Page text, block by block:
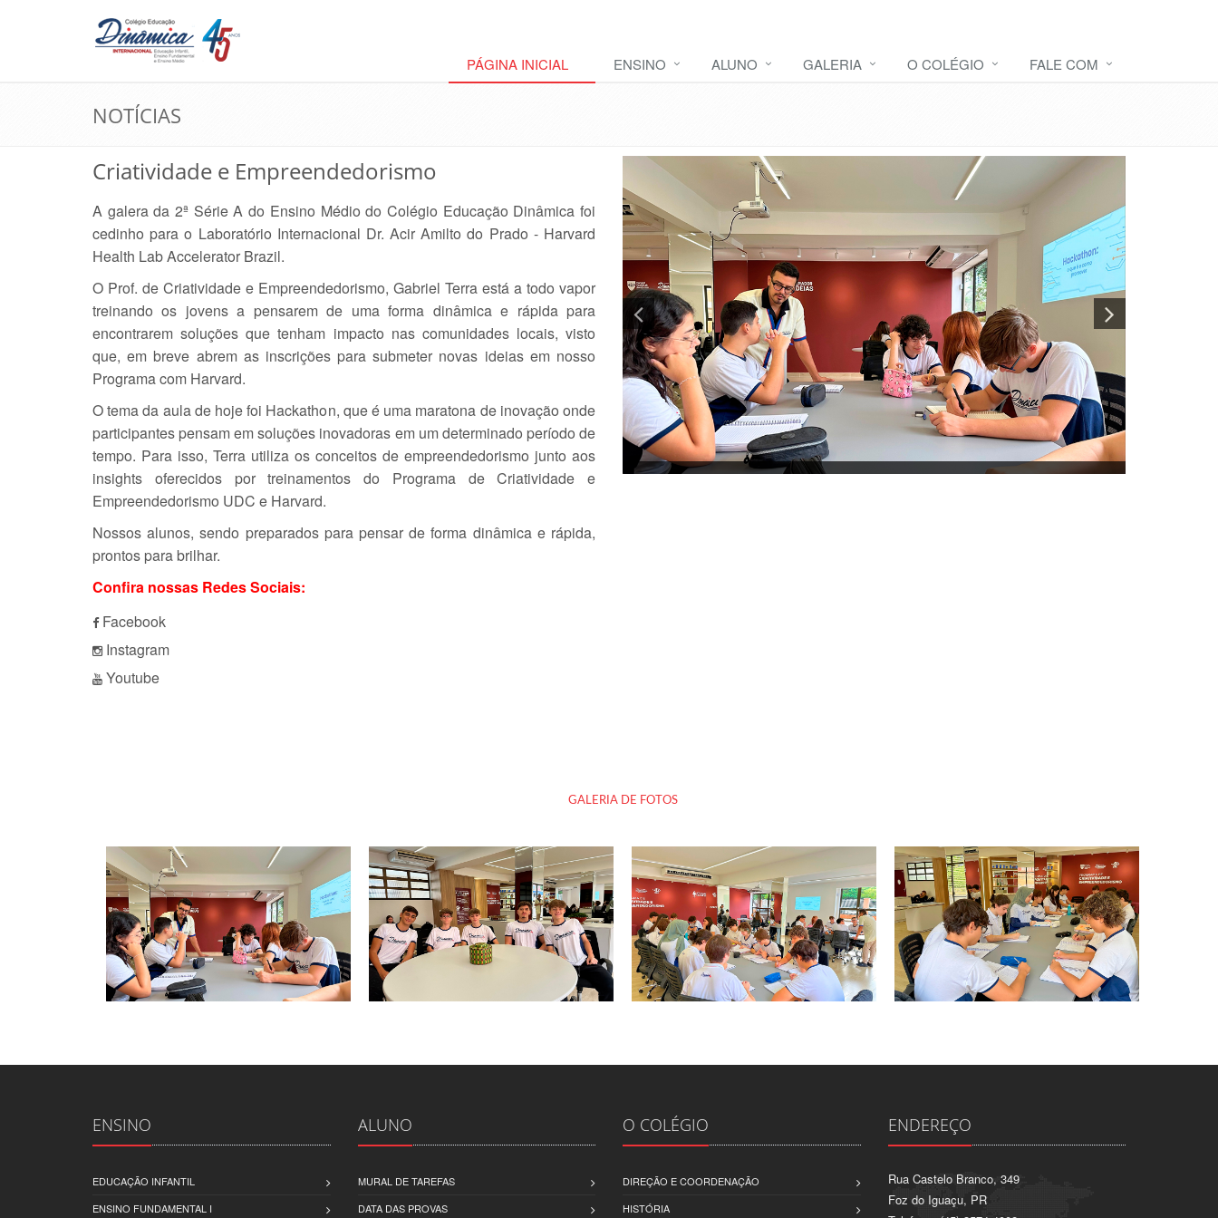
PÁGINA INICIAL ENSINO ALUNO GALERIA O COLÉGIO FALE COM
NOTÍCIAS
Criatividade e Empreendedorismo
A galera da 2ª Série A do Ensino Médio do Colégio Educação Dinâmica foi
cedinho para o Laboratório Internacional Dr. Acir Amilto do Prado - Harvard
Health Lab Accelerator Brazil.
O Prof. de Criatividade e Empreendedorismo, Gabriel Terra está a todo vapor
treinando os jovens a pensarem de uma forma dinâmica e rápida para
encontrarem soluções que tenham impacto nas comunidades locais, visto
que, em breve abrem as inscrições para submeter novas ideias em nosso
Programa com Harvard.
O tema da aula de hoje foi Hackathon, que é uma maratona de inovação onde
participantes pensam em soluções inovadoras em um determinado período de
tempo. Para isso, Terra utiliza os conceitos de empreendedorismo junto aos
insights oferecidos por treinamentos do Programa de Criatividade e
Empreendedorismo UDC e Harvard.
Nossos alunos, sendo preparados para pensar de forma dinâmica e rápida,
prontos para brilhar.
Confira nossas Redes Sociais:
Facebook
Instagram
Youtube
GALERIA DE FOTOS
ENSINO
EDUCAÇÃO INFANTIL
ENSINO FUNDAMENTAL I
ALUNO
MURAL DE TAREFAS
DATA DAS PROVAS
O COLÉGIO
DIREÇÃO E COORDENAÇÃO
HISTÓRIA
ENDEREÇO
Rua Castelo Branco, 349
Foz do Iguaçu, PR